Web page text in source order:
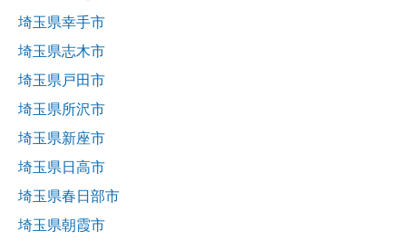
埼玉県幸手市
埼玉県志木市
埼玉県戸田市
埼玉県所沢市
埼玉県新座市
埼玉県日高市
埼玉県春日部市
埼玉県朝霞市